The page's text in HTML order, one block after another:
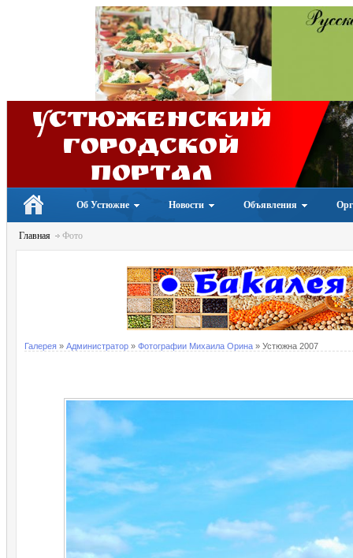
Устюженский
Городской
портал
Об Устюжне Новости Объявления
Главная Фото
Галерея » Администратор » Фотографии Михаила Орина » Устюжна 2007